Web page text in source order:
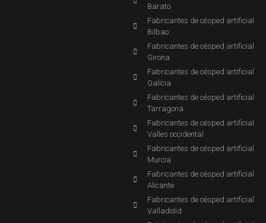
Barato
Fabricantes de césped artificial
Bilbao
Fabricantes de césped artificial
Girona
Fabricantes de césped artificial
Galicia
Fabricantes de césped artificial
Tarragona
Fabricantes de césped artificial
Valles occidental
Fabricantes de césped artificial
Murcia
Fabricantes de césped artificial
Alicante
Fabricantes de césped artificial
Valladolid